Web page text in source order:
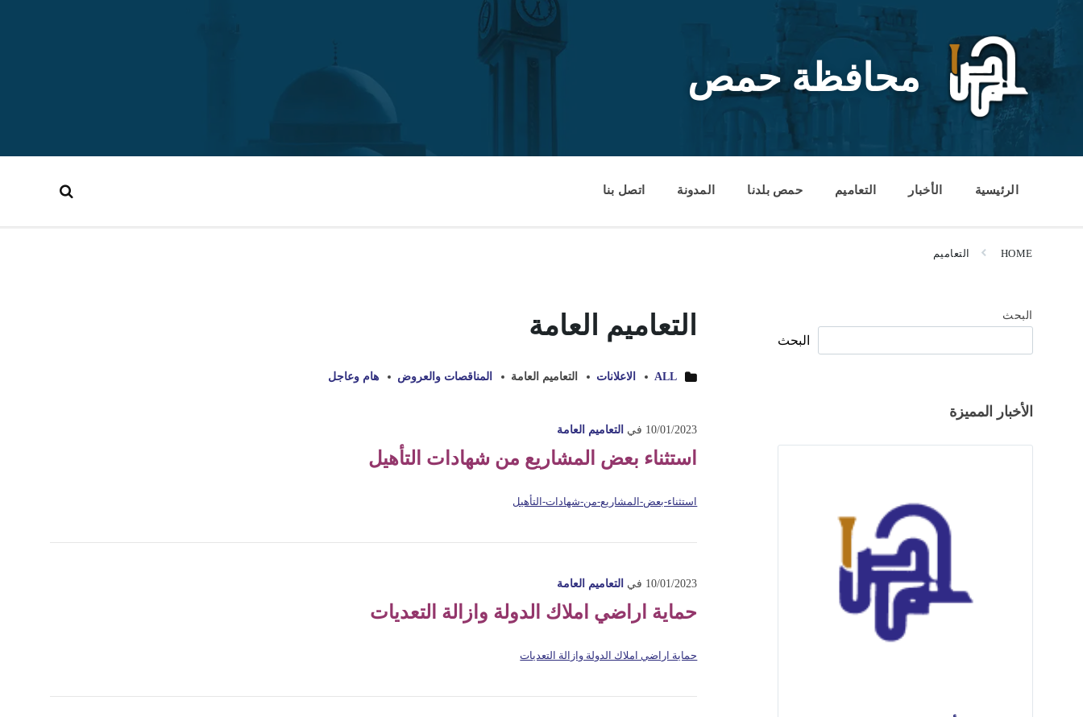
content
محافظة حمص
الرئيسية الأخبار التعاميم حمص بلدنا المدونة اتصل بنا
HOME التعاميم
التعاميم العامة
ALL الاعلانات التعاميم العامة المناقصات والعروض هام وعاجل
10/01/2023 في التعاميم العامة
استثناء بعض المشاريع من شهادات التأهيل
استثناء-بعض-المشاريع-من-شهادات-التأهيل
10/01/2023 في التعاميم العامة
حماية اراضي املاك الدولة وازالة التعديات
حماية اراضي املاك الدولة وازالة التعديات
البحث
البحث
الأخبار المميزة